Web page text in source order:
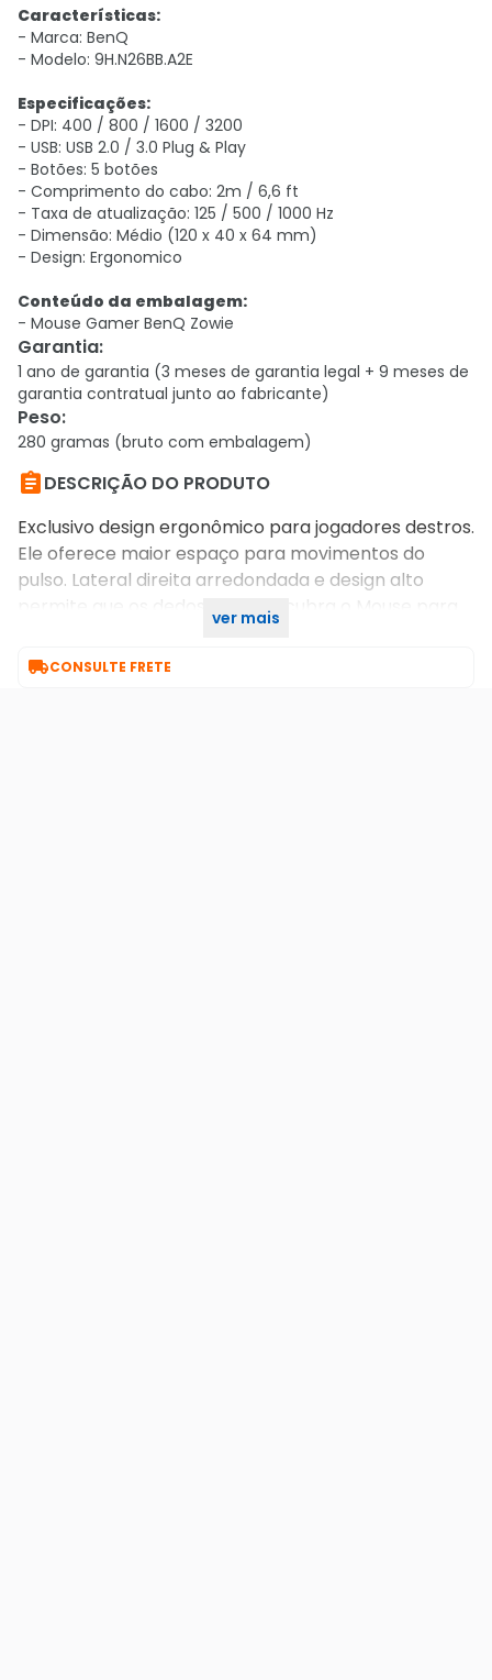
Características:
- Marca: BenQ
- Modelo: 9H.N26BB.A2E
Especificações:
- DPI: 400 / 800 / 1600 / 3200
- USB: USB 2.0 / 3.0 Plug & Play
- Botões: 5 botões
- Comprimento do cabo: 2m / 6,6 ft
- Taxa de atualização: 125 / 500 / 1000 Hz
- Dimensão: Médio (120 x 40 x 64 mm)
- Design: Ergonomico
Conteúdo da embalagem:
- Mouse Gamer BenQ Zowie
Garantia:
1 ano de garantia (3 meses de garantia legal + 9 meses de
garantia contratual junto ao fabricante)
Peso:
280 gramas (bruto com embalagem)
DESCRIÇÃO DO PRODUTO
Exclusivo design ergonômico para jogadores destros.
Ele oferece maior espaço para movimentos do
pulso. Lateral direita arredondada e design alto
permite que os dedos e a mão cubra o Mouse para
ver mais
CONSULTE FRETE